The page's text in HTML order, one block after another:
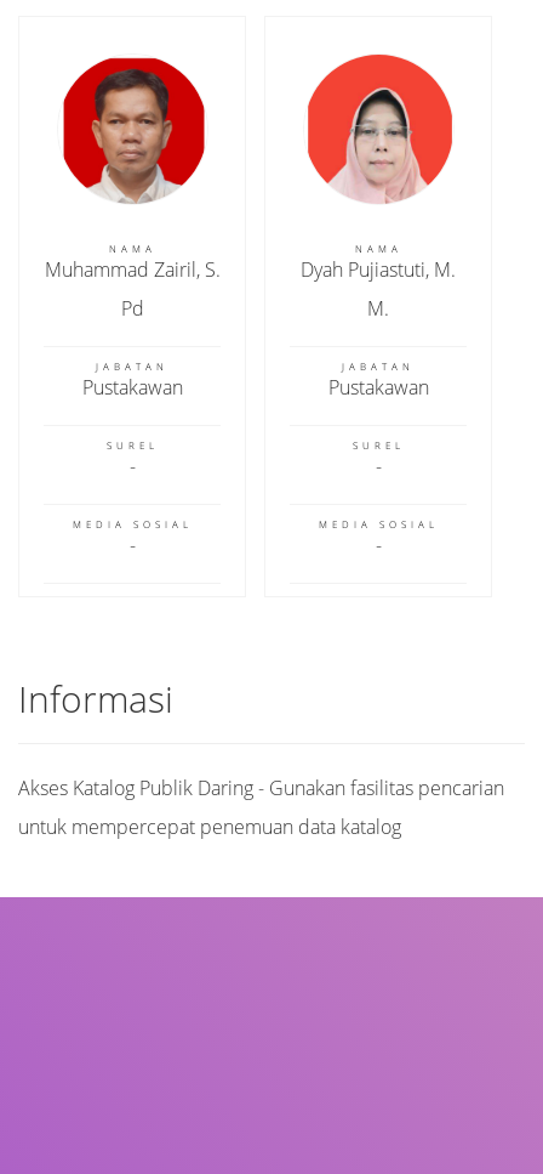
NAMA
Muhammad Zairil, S.
Pd
JABATAN
Pustakawan
SUREL
MEDIA SOSIAL
NAMA
Dyah Pujiastuti, M.
M.
JABATAN
Pustakawan
SUREL
MEDIA SOSIAL
Informasi
Akses Katalog Publik Daring - Gunakan fasilitas pencarian
untuk mempercepat penemuan data katalog